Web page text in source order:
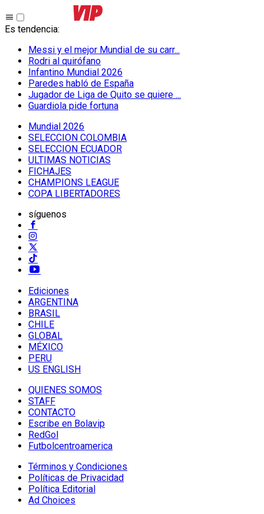
Es tendencia:
Messi y el mejor Mundial de su carr...
Rodri al quirófano
Infantino Mundial 2026
Paredes habló de España
Jugador de Liga de Quito se quiere ...
Guardiola pide fortuna
Mundial 2026
SELECCION COLOMBIA
SELECCION ECUADOR
ULTIMAS NOTICIAS
FICHAJES
CHAMPIONS LEAGUE
COPA LIBERTADORES
síguenos
Ediciones
ARGENTINA
BRASIL
CHILE
GLOBAL
MÉXICO
PERU
US ENGLISH
QUIENES SOMOS
STAFF
CONTACTO
Escribe en Bolavip
RedGol
Futbolcentroamerica
Términos y Condiciones
Políticas de Privacidad
Política Editorial
Ad Choices